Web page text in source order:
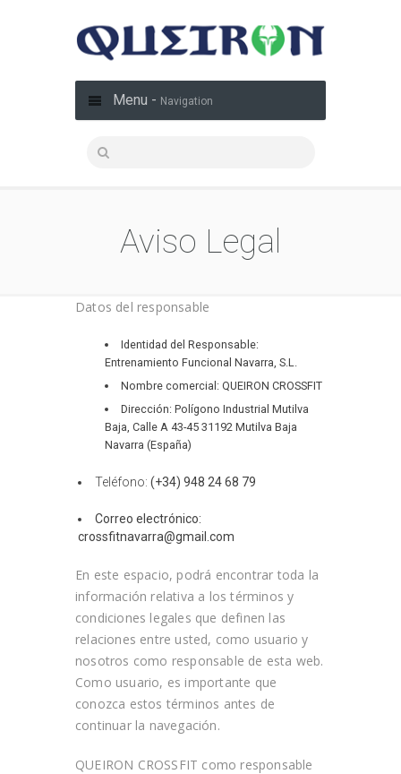
Menu - Navigation
Aviso Legal
Datos del responsable
Identidad del Responsable:
Entrenamiento Funcional Navarra, S.L.
Nombre comercial: QUEIRON CROSSFIT
Dirección: Polígono Industrial Mutilva
Baja, Calle A 43-45 31192 Mutilva Baja
Navarra (España)
Teléfono: (+34) 948 24 68 79
Correo electrónico:
crossfitnavarra@gmail.com
En este espacio, podrá encontrar toda la
información relativa a los términos y
condiciones legales que definen las
relaciones entre usted, como usuario y
nosotros como responsable de esta web.
Como usuario, es importante que
conozca estos términos antes de
continuar la navegación.
QUEIRON CROSSFIT como responsable